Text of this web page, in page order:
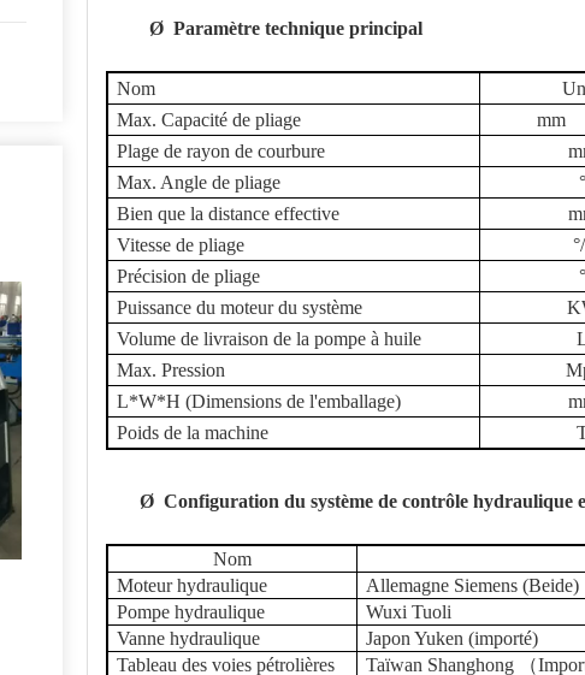
Ø Paramètre technique principal
Nom
Max. Capacité de pliage
mm
Plage de rayon de courbure
Max. Angle de pliage
°
Bien que la distance effective
Vitesse de pliage
Précision de pliage
°
Puissance du moteur du système
Volume de livraison de la pompe à huile
Max. Pression
L*W*H (Dimensions de l'emballage)
Poids de la machine
Ø Configuration du système de contrôle hydraulique
Nom
Moteur hydraulique
Allemagne Siemens
Pompe hydraulique
Wuxi Tuoli
Vanne hydraulique
Japon Yuken (importé)
Tableau des voies pétrolières
Taïwan Shanghong （